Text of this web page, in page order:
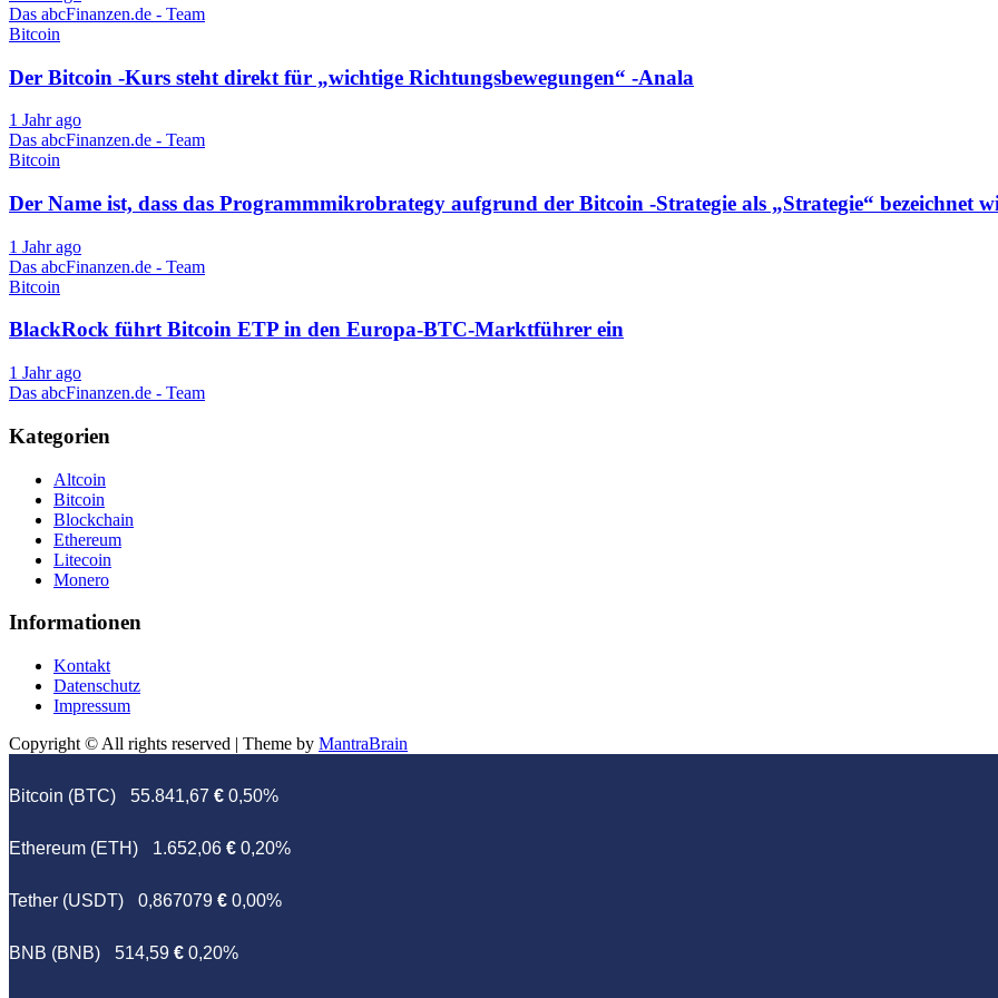
Das abcFinanzen.de - Team
Bitcoin
Der Bitcoin -Kurs steht direkt für „wichtige Richtungsbewegungen“ -Anala
1 Jahr ago
Das abcFinanzen.de - Team
Bitcoin
Der Name ist, dass das Programmmikrobrategy aufgrund der Bitcoin -Strategie als „Strategie“ bezeichnet
1 Jahr ago
Das abcFinanzen.de - Team
Bitcoin
BlackRock führt Bitcoin ETP in den Europa-BTC-Marktführer ein
1 Jahr ago
Das abcFinanzen.de - Team
Kategorien
Altcoin
Bitcoin
Blockchain
Ethereum
Litecoin
Monero
Informationen
Kontakt
Datenschutz
Impressum
Copyright © All rights reserved | Theme by MantraBrain
Bitcoin (BTC) 55.841,67 € 0,50%
Ethereum (ETH) 1.652,06 € 0,20%
Tether (USDT) 0,867079 € 0,00%
BNB (BNB) 514,59 € 0,20%